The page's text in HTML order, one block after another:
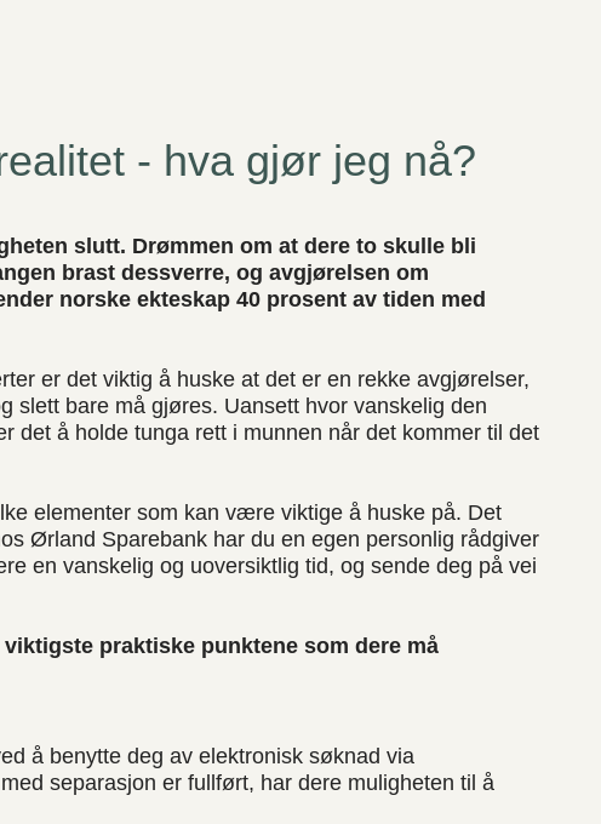
- hva gjør jeg nå?
slutt. Drømmen om at dere to skulle bli
brast dessverre, og avgjørelsen om
norske ekteskap 40 prosent av tiden med
er det viktig å huske at det er en rekke avgjørelser,
slett bare må gjøres. Uansett hvor vanskelig den
det å holde tunga rett i munnen når det kommer til det
elementer som kan være viktige å huske på. Det
Ørland Sparebank har du en egen personlig rådgiver
en vanskelig og uoversiktlig tid, og sende deg på vei
praktiske punktene som dere må
å benytte deg av elektronisk søknad via
separasjon er fullført, har dere muligheten til å